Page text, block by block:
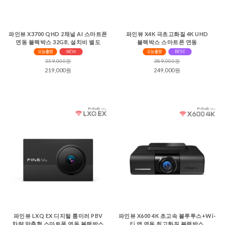
파인뷰 X3700 QHD 2채널 AI 스마트폰
연동 블랙박스 32GB, 설치비 별도
359,000원
219,000원
파인뷰 X4K 극초고화질 4K UHD
블랙박스 스마트폰 연동
389,000원
249,000원
파인뷰 LXQ EX 디지털 룸미러 PBV
파인뷰 X600 4K 초고속 블루투스+Wi-